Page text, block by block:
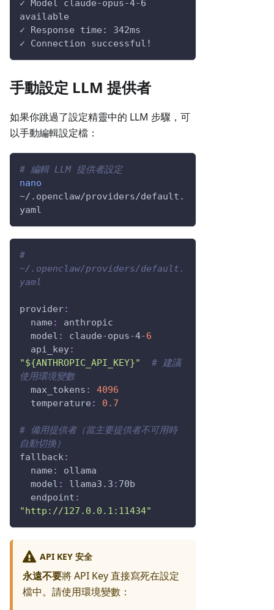
✓ Model claude-opus-4-6
available
✓ Response time: 342ms
✓ Connection successful!
手動設定 LLM 提供者
如果你跳過了設定精靈中的 LLM 步驟，可
以手動編輯設定檔：
# 編輯 LLM 提供者設定
nano
~/.openclaw/providers/default.
yaml
#
~/.openclaw/providers/default.
yaml
provider:
name :
anthropic
model : claude-opus-4-6
api_key:
"${ANTHROPIC_API_KEY}"
# 建議
使用環境變數
max_tokens :
4096
temperature : 0.7
# 備用提供者（當主要提供者不可用時
自動切換）
fallback:
name :
ollama
model : llama3.3 : 70b
endpoint :
"http://127.0.0.1:11434"
API KEY 安全
永遠不要將 API Key 直接寫死在設定
檔中。請使用環境變數：